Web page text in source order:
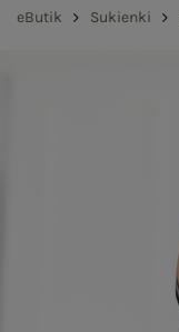
eButik Sukienki